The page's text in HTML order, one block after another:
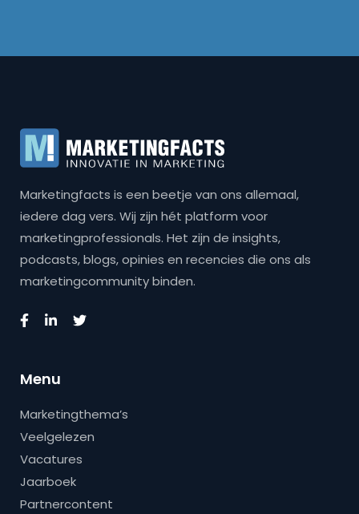
Marketingfacts is een beetje van ons allemaal,
iedere dag vers. Wij zijn hét platform voor
marketingprofessionals. Het zijn de insights,
podcasts, blogs, opinies en recencies die ons als
marketingcommunity binden.
Menu
Marketingthema’s
Veelgelezen
Vacatures
Jaarboek
Partnercontent